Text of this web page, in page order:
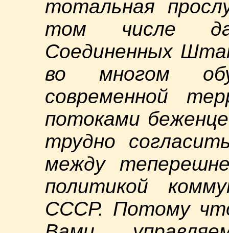
тотальная
том числе
Соединенных
во многом
современной
потоками
трудно
между
политикой
СССР. Потому